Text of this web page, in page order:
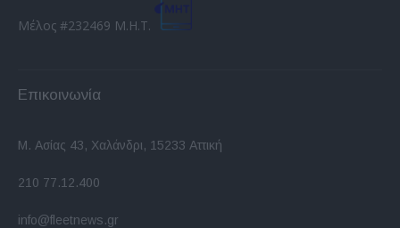
Μέλος #232469 Μ.Η.Τ.
Επικοινωνία
Μ. Ασίας 43, Χαλάνδρι, 15233 Αττική
210 77.12.400
info@fleetnews.gr